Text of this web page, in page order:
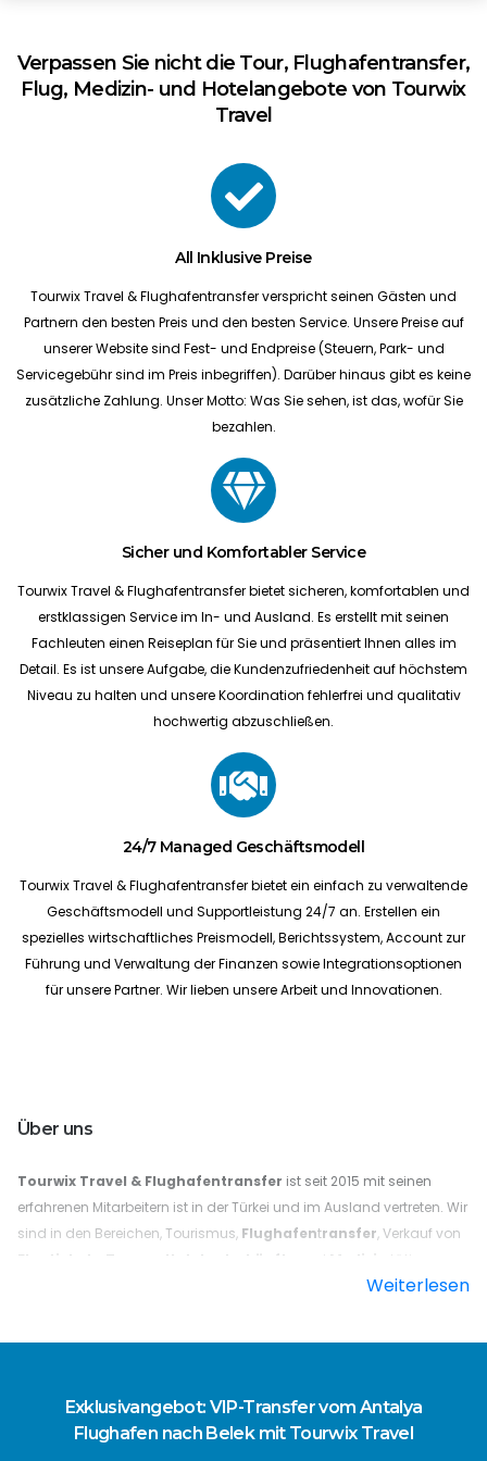
Verpassen Sie nicht die Tour, Flughafentransfer,
Flug, Medizin- und Hotelangebote von Tourwix
Travel
All Inklusive Preise
Tourwix Travel & Flughafentransfer verspricht seinen Gästen und
Partnern den besten Preis und den besten Service. Unsere Preise auf
unserer Website sind Fest- und Endpreise (Steuern, Park- und
Servicegebühr sind im Preis inbegriffen). Darüber hinaus gibt es keine
zusätzliche Zahlung. Unser Motto: Was Sie sehen, ist das, wofür Sie
bezahlen.
Sicher und Komfortabler Service
Tourwix Travel & Flughafentransfer bietet sicheren, komfortablen und
erstklassigen Service im In- und Ausland. Es erstellt mit seinen
Fachleuten einen Reiseplan für Sie und präsentiert Ihnen alles im
Detail. Es ist unsere Aufgabe, die Kundenzufriedenheit auf höchstem
Niveau zu halten und unsere Koordination fehlerfrei und qualitativ
hochwertig abzuschließen.
24/7 Managed Geschäftsmodell
Tourwix Travel & Flughafentransfer bietet ein einfach zu verwaltende
Geschäftsmodell und Supportleistung 24/7 an. Erstellen ein
spezielles wirtschaftliches Preismodell, Berichtssystem, Account zur
Führung und Verwaltung der Finanzen sowie Integrationsoptionen
für unsere Partner. Wir lieben unsere Arbeit und Innovationen.
Über uns
Tourwix Travel & Flughafentransfer ist seit 2015 mit seinen
erfahrenen Mitarbeitern ist in der Türkei und im Ausland vertreten. Wir
sind in den Bereichen, Tourismus, Flughafentransfer, Verkauf von
Flugtickets
Touren Hotelunterkünfte und Medizin
tätig.
Warum sollten Sie mit Tourwix einen Reiseplan erstellen? Da
beherrschen.
Weiterlesen
Exklusivangebot: VIP-Transfer vom Antalya
Flughafen nach Belek mit Tourwix Travel